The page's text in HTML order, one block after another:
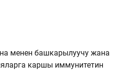
менен башкарылуучу жана
каршы иммунитетин